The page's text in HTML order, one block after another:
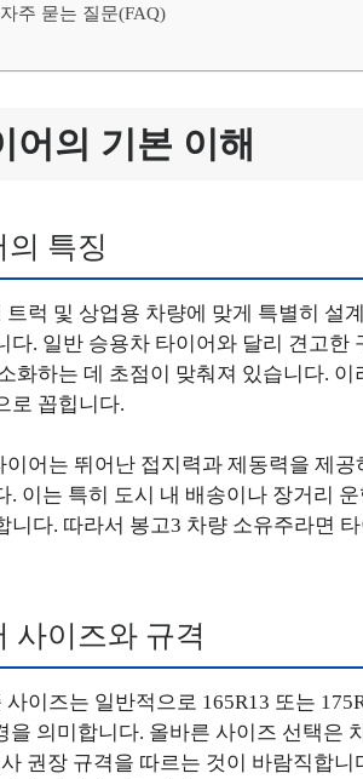
주 묻는 질문(FAQ)
어의 기본 이해
의 특징
럭 및 상업용 차량에 맞게 특별히 설
다. 일반 승용차 타이어와 달리 견고한
화하는 데 초점이 맞춰져 있습니다.
로 꼽힙니다.
이어는 뛰어난 접지력과 제동력을 제
. 이는 특히 도시 내 배송이나 장거리
니다. 따라서 봉고3 차량 소유주라면
사이즈와 규격
이즈는 일반적으로 165R13 또는
을 의미합니다. 올바른 사이즈 선택은
권장 규격을 따르는 것이 바람직합